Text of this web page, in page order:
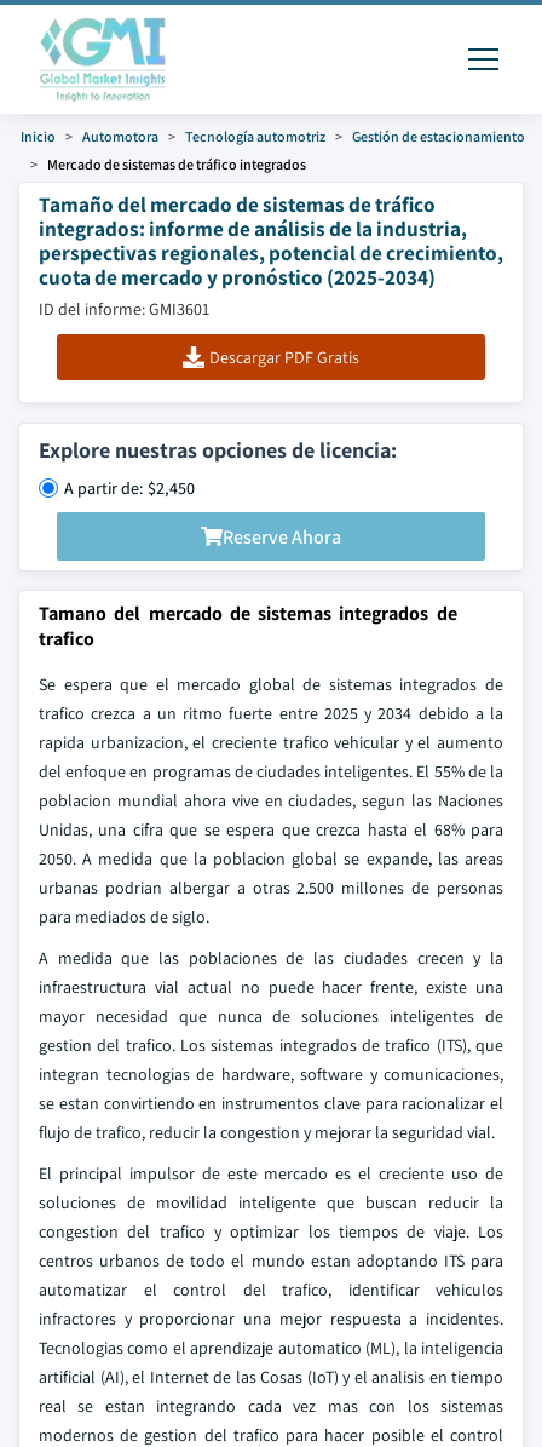
Inicio Automotora Tecnología automotriz
Gestión de estacionamiento
Mercado de sistemas de tráfico integrados
Tamaño del mercado de sistemas de tráfico
integrados: informe de análisis de la industria,
perspectivas regionales, potencial de crecimiento,
cuota de mercado y pronóstico (2025-2034)
ID del informe: GMI3601
Descargar PDF Gratis
Explore nuestras opciones de licencia:
A partir de: $2,450
Reserve Ahora
Tamano del mercado de sistemas integrados de
trafico
Se espera que el mercado global de sistemas integrados de
trafico crezca a un ritmo fuerte entre 2025 y 2034 debido a la
rapida urbanizacion, el creciente trafico vehicular y el aumento
del enfoque en programas de ciudades inteligentes. El 55% de la
poblacion mundial ahora vive en ciudades, segun las Naciones
Unidas, una cifra que se espera que crezca hasta el 68% para
2050. A medida que la poblacion global se expande, las areas
urbanas podrian albergar a otras 2.500 millones de personas
para mediados de siglo.
A medida que las poblaciones de las ciudades crecen y la
infraestructura vial actual no puede hacer frente, existe una
mayor necesidad que nunca de soluciones inteligentes de
gestion del trafico. Los sistemas integrados de trafico (ITS), que
integran tecnologias de hardware, software y comunicaciones,
se estan convirtiendo en instrumentos clave para racionalizar el
flujo de trafico, reducir la congestion y mejorar la seguridad vial.
El principal impulsor de este mercado es el creciente uso de
soluciones de movilidad inteligente que buscan reducir la
congestion del trafico y optimizar los tiempos de viaje. Los
centros urbanos de todo el mundo estan adoptando ITS para
automatizar el control del trafico, identificar vehiculos
infractores y proporcionar una mejor respuesta a incidentes.
Tecnologias como el aprendizaje automatico (ML), la inteligencia
artificial (AI), el Internet de las Cosas (IoT) y el analisis en tiempo
real se estan integrando cada vez mas con los sistemas
modernos de gestion del trafico para hacer posible el control